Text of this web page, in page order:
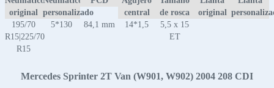
original
personalizado
central
de rosca
original
195/70
R15|225/70
R15
5*130 84,1 mm 14*1,5
5,5 x 15
ET
Mercedes Sprinter 2T Van (W901, W902) 2004 208 CDI